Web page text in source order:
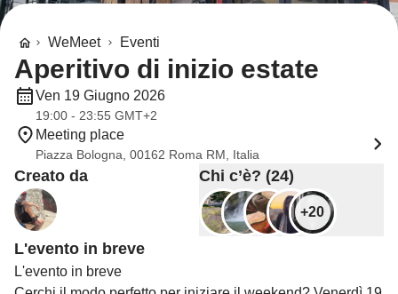
WeMeet Eventi
Aperitivo di inizio estate
Ven 19 Giugno 2026
19:00 - 23:55 GMT+2
Meeting place
Piazza Bologna, 00162 Roma RM, Italia
Creato da Chi c’è? (24)
+20
L'evento in breve
L'evento in breve